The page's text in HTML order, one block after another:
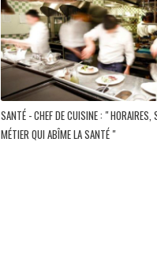
SANTÉ - CHEF DE CUISINE : " HORAIRES,
MÉTIER QUI ABÎME LA SANTÉ "